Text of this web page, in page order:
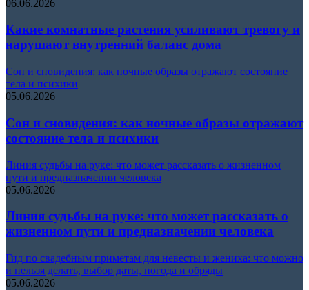
06.06.2026
Какие комнатные растения усиливают тревогу и
нарушают внутренний баланс дома
Сон и сновидения: как ночные образы отражают состояние
тела и психики
05.06.2026
Сон и сновидения: как ночные образы отражают
состояние тела и психики
Линия судьбы на руке: что может рассказать о жизненном
пути и предназначении человека
05.06.2026
Линия судьбы на руке: что может рассказать о
жизненном пути и предназначении человека
Гид по свадебным приметам для невесты и жениха: что можно
и нельзя делать, выбор даты, погода и обряды
05.06.2026